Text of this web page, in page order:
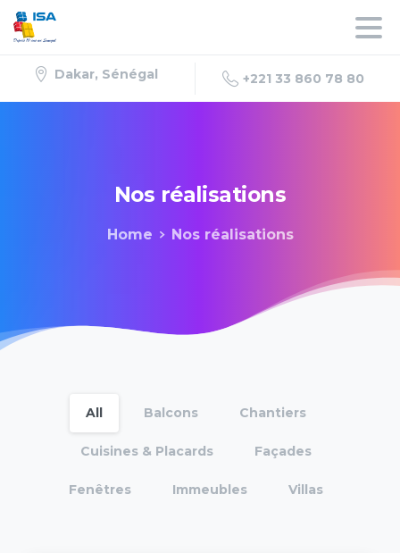
Dakar, Sénégal +221 33 860 78 80
Nos réalisations
Home Nos réalisations
All Balcons Chantiers
Cuisines & Placards Façades
Fenêtres Immeubles Villas